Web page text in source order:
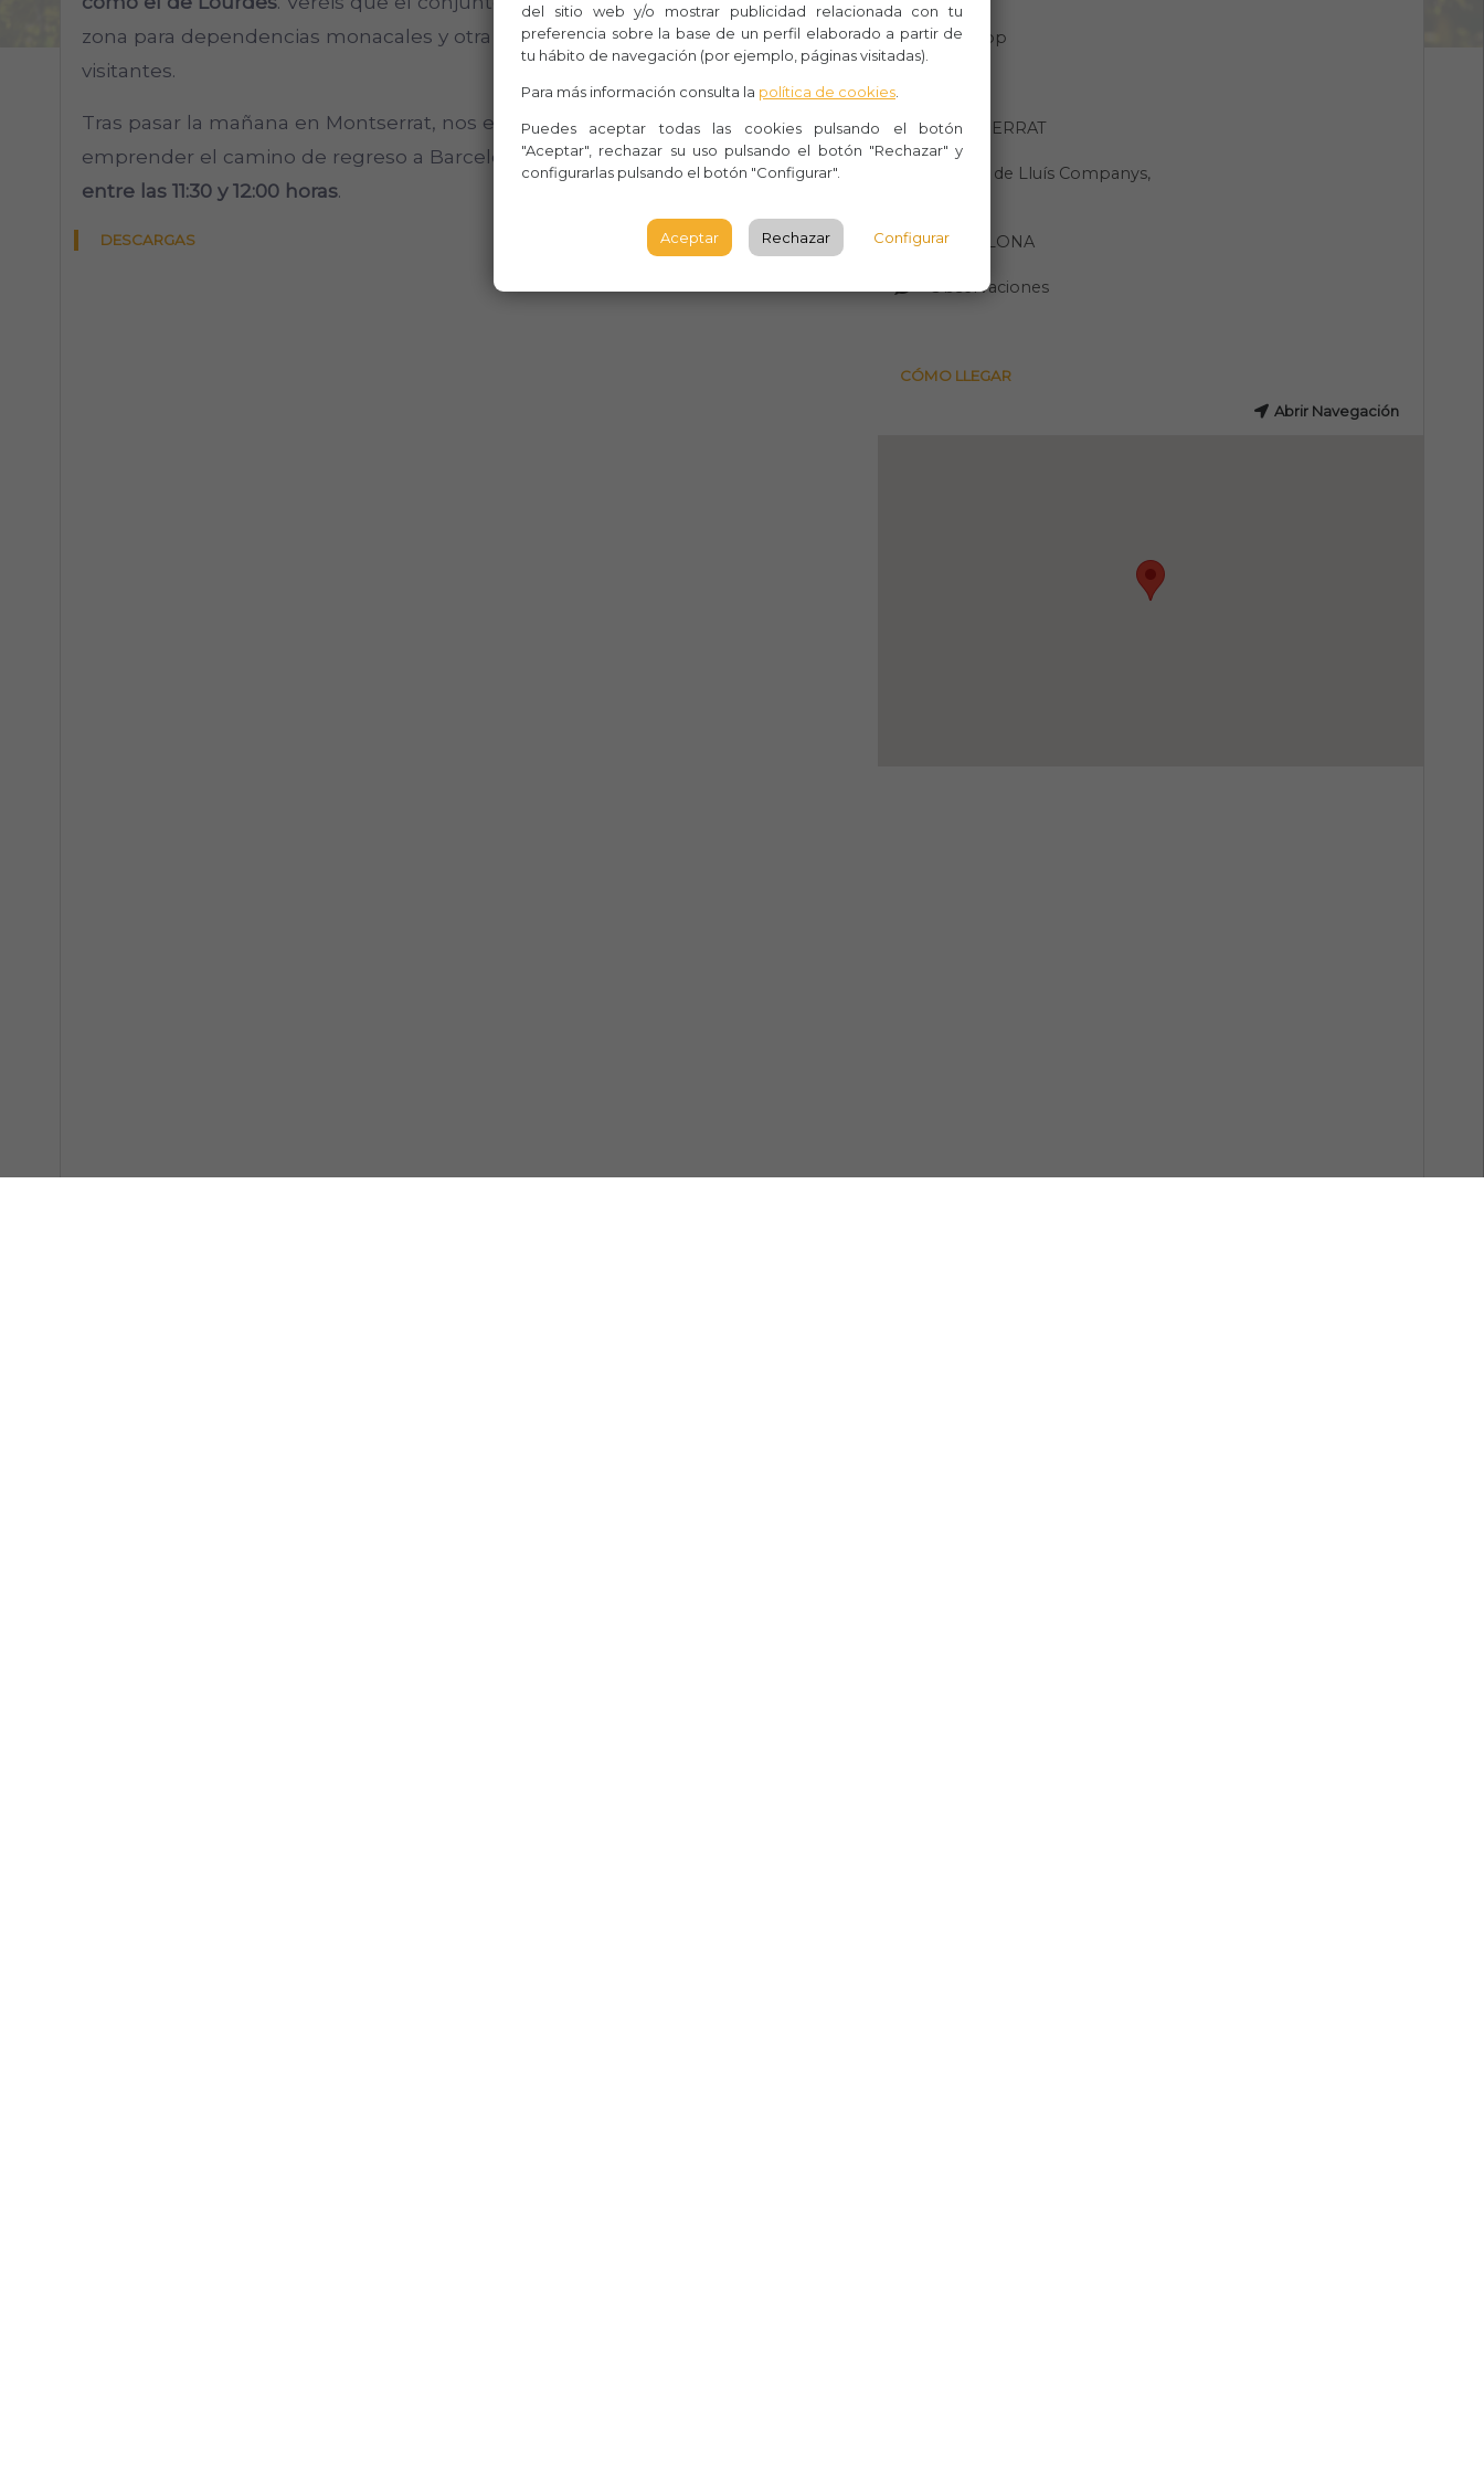
zona para dependencias monacales y otra destinada a los peregrinos y
visitantes.
Tras pasar la mañana en Montserrat, nos encontraremos de nuevo para
emprender el camino de regreso a Barcelona,llegando a nuestro destino
entre las 11:30 y 12:00 horas.
DESCARGAS
Whasapp
MONTSERRAT
Passeig de Lluís Companys,
BARCELONA
Observaciones
CÓMO LLEGAR
Abrir Navegación
del sitio web y/o mostrar publicidad relacionada con tu
preferencia sobre la base de un perfil elaborado a partir de
tu hábito de navegación (por ejemplo, páginas visitadas).
Para más información consulta la política de cookies
Puedes aceptar todas las cookies pulsando el botón
"Aceptar", rechazar su uso pulsando el botón "Rechazar" y
configurarlas pulsando el botón "Configurar".
Aceptar Rechazar Configurar